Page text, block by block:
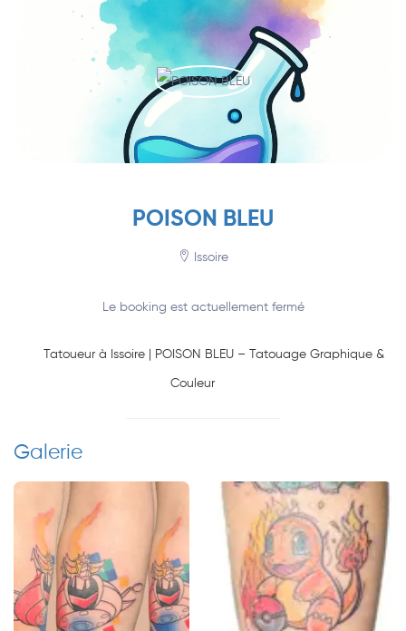
POISON BLEU
Issoire
Le booking est actuellement fermé
Tatoueur à Issoire | POISON BLEU – Tatouage Graphique &
Couleur
Galerie